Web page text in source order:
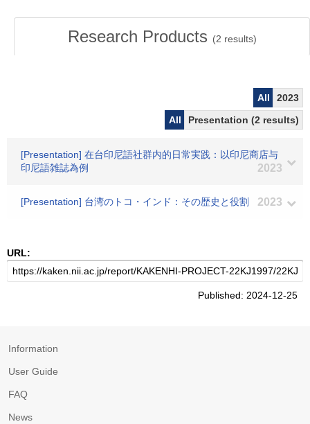
Research Products (2 results)
All
2023
All
Presentation (2 results)
[Presentation] 在台印尼語社群内的日常実践：以印尼商店与
印尼語雑誌為例
2023
[Presentation] 台湾のトコ・インド：その歴史と役割 2023
URL:
Published: 2024-12-25
Information
User Guide
FAQ
News